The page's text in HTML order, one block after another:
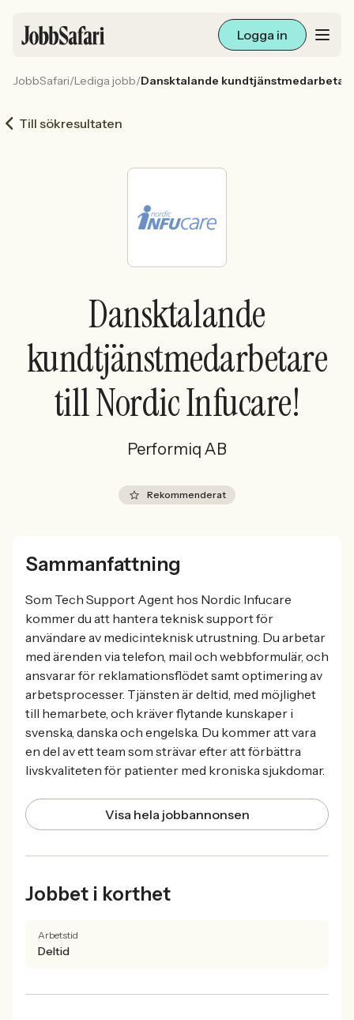
Logga in
Arbetsliv och karriär
För arbetsgivare
Sök med AI
Ny här? Skapa konto
JobbSafari/Lediga jobb/Dansktalande
Till sökresultaten
Dansktalande
kundtjänstmedarbetare
till Nordic Infucare!
Performiq AB
Rekommenderat
Sammanfattning
Som Tech Support Agent hos Nordic Infucare
kommer du att hantera teknisk support för
användare av medicinteknisk utrustning. Du arbetar
med ärenden via telefon, mail och webbformulär, och
ansvarar för reklamationsflödet samt optimering av
arbetsprocesser. Tjänsten är deltid, med möjlighet
till hemarbete, och kräver flytande kunskaper i
svenska, danska och engelska. Du kommer att vara
en del av ett team som strävar efter att förbättra
livskvaliteten för patienter med kroniska sjukdomar.
Visa hela jobbannonsen
Jobbet i korthet
Arbetstid
Deltid